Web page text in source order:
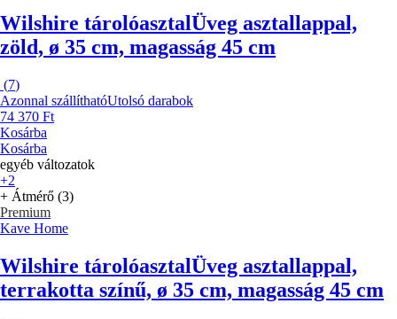
Wilshire tárolóasztalÜveg asztallappal,
zöld, ø 35 cm, magasság 45 cm
(7)
Azonnal szállíthatóUtolsó darabok
74 370 Ft
Kosárba
Kosárba
egyéb változatok
+2
+ Átmérő (3)
Premium
Kave Home
Wilshire tárolóasztalÜveg asztallappal,
terrakotta színű, ø 35 cm, magasság 45 cm